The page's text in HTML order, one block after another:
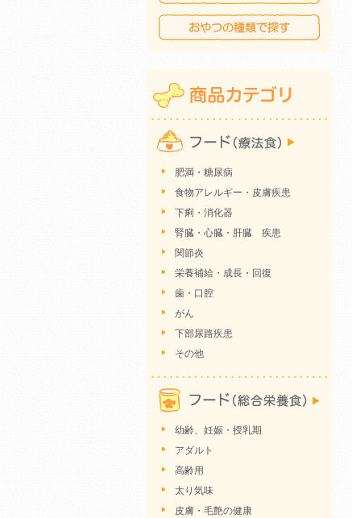
肥満・糖尿病
食物アレルギー・皮膚疾患
下痢・消化器
腎臓・心臓・肝臓 疾患
関節炎
栄養補給・成長・回復
歯・口腔
がん
下部尿路疾患
その他
幼齢、妊娠・授乳期
アダルト
高齢用
太り気味
皮膚・毛艶の健康